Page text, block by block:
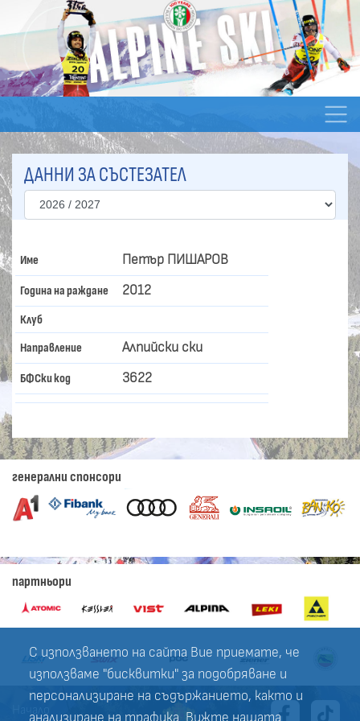
С използването на сайта Вие приемате, че
използваме "бисквитки" за подобряване и
персонализиране на съдържанието, както и
анализиране на трафика. Вижте нашата
ДАННИ ЗА СЪСТЕЗАТЕЛ
Име Петър ПИШАРОВ
Година на раждане 2012
Клуб
Направление Алпийски ски
БФСки код 3622
генерални спонсори
партньори